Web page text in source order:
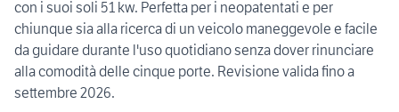
con i suoi soli 51 kw. Perfetta per i neopatentati e per
chiunque sia alla ricerca di un veicolo maneggevole e facile
da guidare durante l'uso quotidiano senza dover rinunciare
alla comodità delle cinque porte. Revisione valida fino a
settembre 2026.